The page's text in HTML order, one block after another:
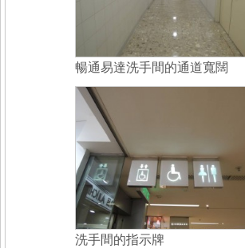
暢通易達洗手間的通道寬闊
洗手間的指示牌